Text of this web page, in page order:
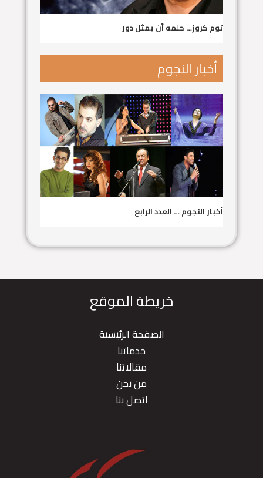
توم كروز… حلمه أن يمثل دور
أخبار النجوم
أخبار النجوم … العدد الرابع
خريطة الموقع
الصفحة الرئيسية
خدماتنا
مقالاتنا
من نحن
اتصل بنا